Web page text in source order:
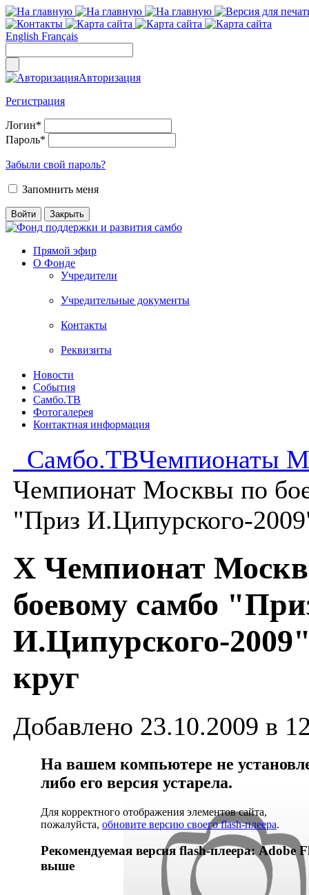
English Français
Авторизация
Регистрация
Логин*
Пароль*
Забыли свой пароль?
Запомнить меня
Прямой эфир
О Фонде
Учредители
Учредительные документы
Контакты
Реквизиты
Новости
События
Самбо.ТВ
Фотогалерея
Контактная информация
Самбо.ТВЧемпионаты
Чемпионат Москвы по
"Приз И.Ципурского-
X Чемпионат
боевому самбо
И.Ципурского-
круг
Добавлено 23.10.2009 в
На вашем компьютере не
либо его версия устарела.
Для корректного отображения элементов сайта,
пожалуйста, обновите версию своего flash-плеера.
Рекомендуемая версия flash-плеера: Adobe
выше